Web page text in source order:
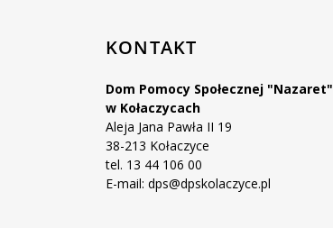
KONTAKT
Dom Pomocy Społecznej "Nazaret"
w Kołaczycach
Aleja Jana Pawła II 19
38-213 Kołaczyce
tel. 13 44 106 00
E-mail: dps@dpskolaczyce.pl